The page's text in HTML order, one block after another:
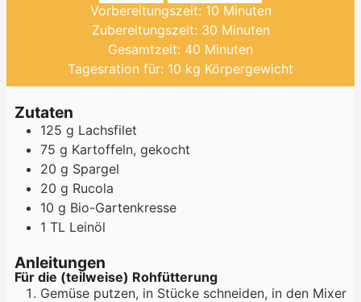
Vorbereitungszeit: 10Minuten
Minuten
Zubereitungszeit: 30Minuten
Minuten
Gesamtzeit: 40 Minuten
Minuten
Tagesration für: 10 kg Körpergewicht
Zutaten
125 g Lachsfilet
75 g Kartoffeln, gekocht
20 g Spargel
20 g Rucola
10 g Bio-Gartenkresse
1 TL Leinöl
Anleitungen
Für die (teilweise) Rohfütterung
Gemüse putzen, in Stücke schneiden, in den Mixer